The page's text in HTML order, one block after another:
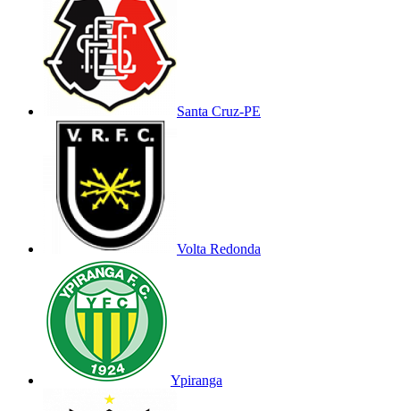
Santa Cruz-PE
Volta Redonda
Ypiranga